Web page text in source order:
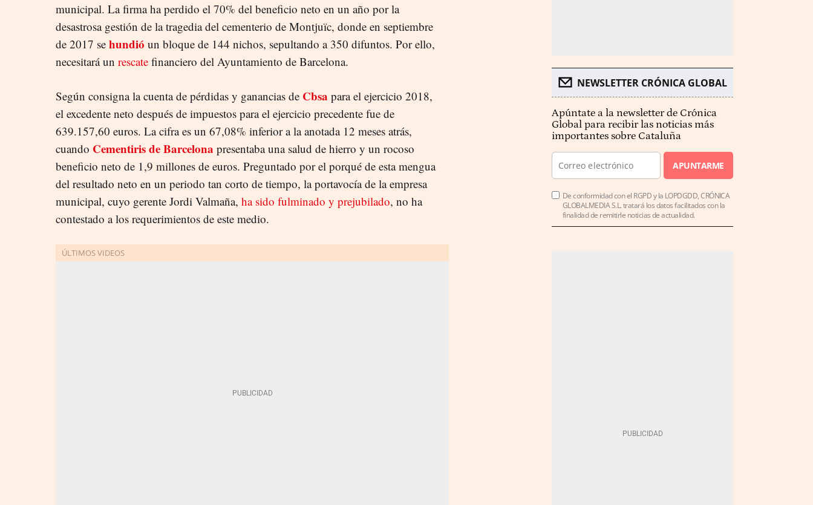
municipal. La firma ha perdido el 70% del beneficio neto en un año por la
desastrosa gestión de la tragedia del cementerio de Montjuïc, donde en septiembre
de 2017 se hundió un bloque de 144 nichos, sepultando a 350 difuntos. Por ello,
necesitará un rescate financiero del Ayuntamiento de Barcelona.
Según consigna la cuenta de pérdidas y ganancias de Cbsa para el ejercicio 2018,
el excedente neto después de impuestos para el ejercicio precedente fue de
639.157,60 euros. La cifra es un 67,08% inferior a la anotada 12 meses atrás,
cuando Cementiris de Barcelona presentaba una salud de hierro y un rocoso
beneficio neto de 1,9 millones de euros. Preguntado por el porqué de esta mengua
del resultado neto en un periodo tan corto de tiempo, la portavocía de la empresa
municipal, cuyo gerente Jordi Valmaña, ha sido fulminado y prejubilado, no ha
contestado a los requerimientos de este medio.
NEWSLETTER CRÓNICA GLOBAL
Apúntate a la newsletter de Crónica
Global para recibir las noticias más
importantes sobre Cataluña
APUNTARME
De conformidad con el RGPD y la LOPDGDD, CRÓNICA
GLOBALMEDIA S.L. tratará los datos facilitados con la
finalidad de remitirle noticias de actualidad.